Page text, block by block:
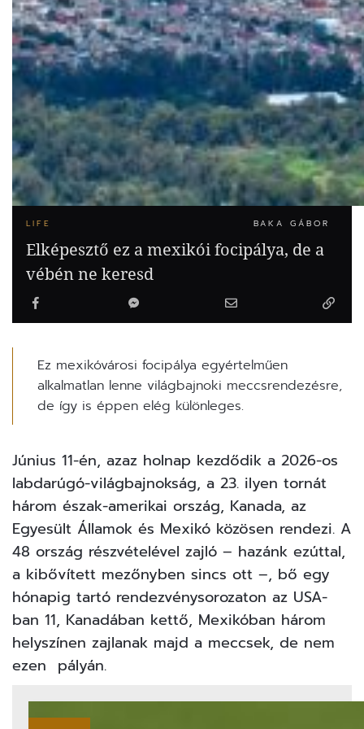
LIFE BAKA GÁBOR
Elképesztő ez a mexikói focipálya, de a
vébén ne keresd
Ez mexikóvárosi focipálya egyértelműen
alkalmatlan lenne világbajnoki meccsrendezésre,
de így is éppen elég különleges.
Június 11-én, azaz holnap kezdődik a 2026-os
labdarúgó-világbajnokság, a 23. ilyen tornát
három észak-amerikai ország, Kanada, az
Egyesült Államok és Mexikó közösen rendezi. A
48 ország részvételével zajló – hazánk ezúttal,
a kibővített mezőnyben sincs ott –, bő egy
hónapig tartó rendezvénysorozaton az USA-
ban 11, Kanadában kettő, Mexikóban három
helyszínen zajlanak majd a meccsek, de nem
ezen pályán.